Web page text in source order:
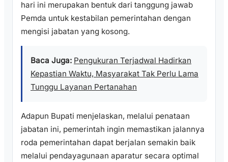
hari ini merupakan bentuk dari tanggung jawab
Pemda untuk kestabilan pemerintahan dengan
mengisi jabatan yang kosong.
Baca Juga: Pengukuran Terjadwal Hadirkan
Kepastian Waktu, Masyarakat Tak Perlu Lama
Tunggu Layanan Pertanahan
Adapun Bupati menjelaskan, melalui penataan
jabatan ini, pemerintah ingin memastikan jalannya
roda pemerintahan dapat berjalan semakin baik
melalui pendayagunaan aparatur secara optimal